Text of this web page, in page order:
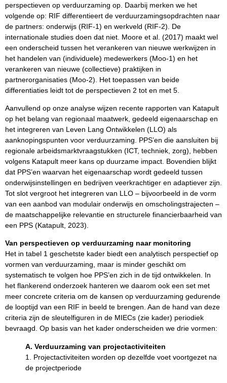
perspectieven op verduurzaming op. Daarbij merken we het
volgende op: RIF differentieert de verduurzamingsopdrachten naar
de partners: onderwijs (RIF-1) en werkveld (RIF-2). De
internationale studies doen dat niet. Moore et al. (2017) maakt wel
een onderscheid tussen het verankeren van nieuwe werkwijzen in
het handelen van (individuele) medewerkers (Moo-1) en het
verankeren van nieuwe (collectieve) praktijken in
partnerorganisaties (Moo-2). Het toepassen van beide
differentiaties leidt tot de perspectieven 2 tot en met 5.
Aanvullend op onze analyse wijzen recente rapporten van Katapult
op het belang van regionaal maatwerk, gedeeld eigenaarschap en
het integreren van Leven Lang Ontwikkelen (LLO) als
aanknopingspunten voor verduurzaming. PPS’en die aansluiten bij
regionale arbeidsmarktvraagstukken (ICT, techniek, zorg), hebben
volgens Katapult meer kans op duurzame impact. Bovendien blijkt
dat PPS’en waarvan het eigenaarschap wordt gedeeld tussen
onderwijsinstellingen en bedrijven veerkrachtiger en adaptiever zijn.
Tot slot vergroot het integreren van LLO – bijvoorbeeld in de vorm
van een aanbod van modulair onderwijs en omscholingstrajecten –
de maatschappelijke relevantie en structurele financierbaarheid van
een PPS (Katapult, 2023).
Van perspectieven op verduurzaming naar monitoring
Het in tabel 1 geschetste kader biedt een analytisch perspectief op
vormen van verduurzaming, maar is minder geschikt om
systematisch te volgen hoe PPS’en zich in de tijd ontwikkelen. In
het flankerend onderzoek hanteren we daarom ook een set met
meer concrete criteria om de kansen op verduurzaming gedurende
de looptijd van een RIF in beeld te brengen. Aan de hand van deze
criteria zijn de sleutelfiguren in de MIECs (zie kader) periodiek
bevraagd. Op basis van het kader onderscheiden we drie vormen:
A. Verduurzaming van projectactiviteiten
1. Projectactiviteiten worden op dezelfde voet voortgezet na
de projectperiode